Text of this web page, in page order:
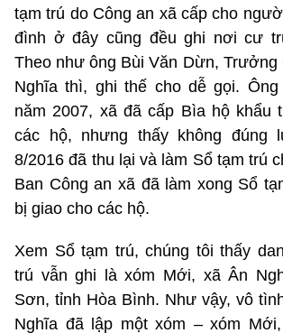
tạm trú do Công an xã cấp cho
đình ở đây cũng đều ghi nơi cư
Theo như ông Bùi Văn Dừn, Trưởng
Nghĩa thì, ghi thế cho dễ gọi.
năm 2007, xã đã cấp Bìa hộ khẩu
các hộ, nhưng thấy không đúng
8/2016 đã thu lại và làm Sổ tạm trú
Ban Công an xã đã làm xong Sổ
bị giao cho các hộ.
Xem Sổ tạm trú, chúng tôi thấy
trú vẫn ghi là xóm Mới, xã Ân
Sơn, tỉnh Hòa Bình. Như vậy, vô
Nghĩa đã lập một xóm – xóm